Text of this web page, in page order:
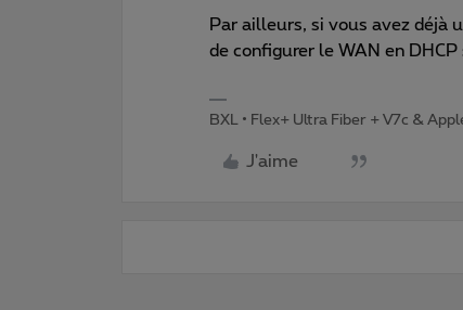
Par ailleurs, si vous avez déjà
de configurer le WAN en DHCP
BXL • Flex+ Ultra Fiber + V7c &
J'aime